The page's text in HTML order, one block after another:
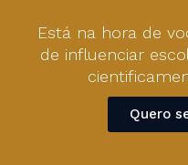
Está na hora de
de influenciar
Quero